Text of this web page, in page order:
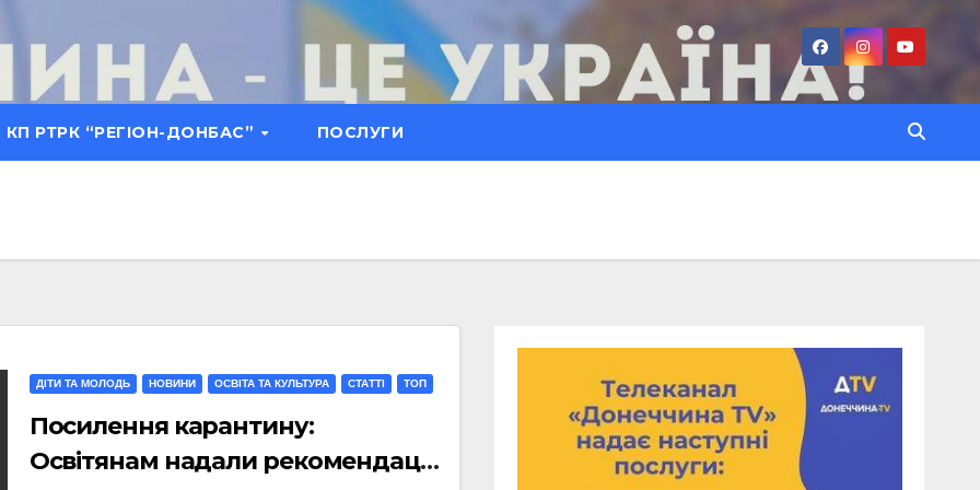
КП РТРК “РЕГІОН-ДОНБАС” ПОСЛУГИ
ДІТИ ТА МОЛОДЬ НОВИНИ ОСВІТА ТА КУЛЬТУРА СТАТТI ТОП
Посилення карантину:
Освітянам надали рекомендації